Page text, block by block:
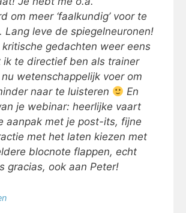
om meer ‘faalkundig’ voor te
Lang leve de spiegelneuronen!
kritische gedachten weer eens
ik te directief ben als trainer
wetenschappelijk voer om
naar te luisteren
En
je webinar: heerlijke vaart
aanpak met je post-its, fijne
met het laten kiezen met
blocnote flappen, echt
gracias, ook aan Peter!